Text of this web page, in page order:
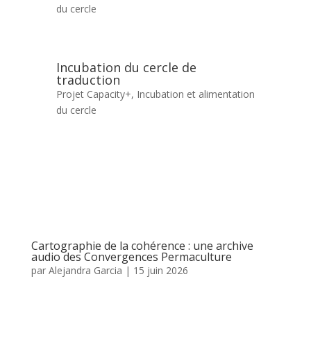
du cercle
Incubation du cercle de
traduction
Projet Capacity+, Incubation et alimentation
du cercle
Cartographie de la cohérence : une archive
audio des Convergences Permaculture
par Alejandra Garcia | 15 juin 2026